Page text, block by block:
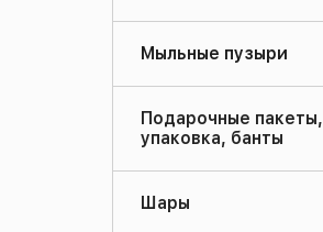
Мыльные пузыри
Подарочные пакеты,
упаковка, банты
Шары